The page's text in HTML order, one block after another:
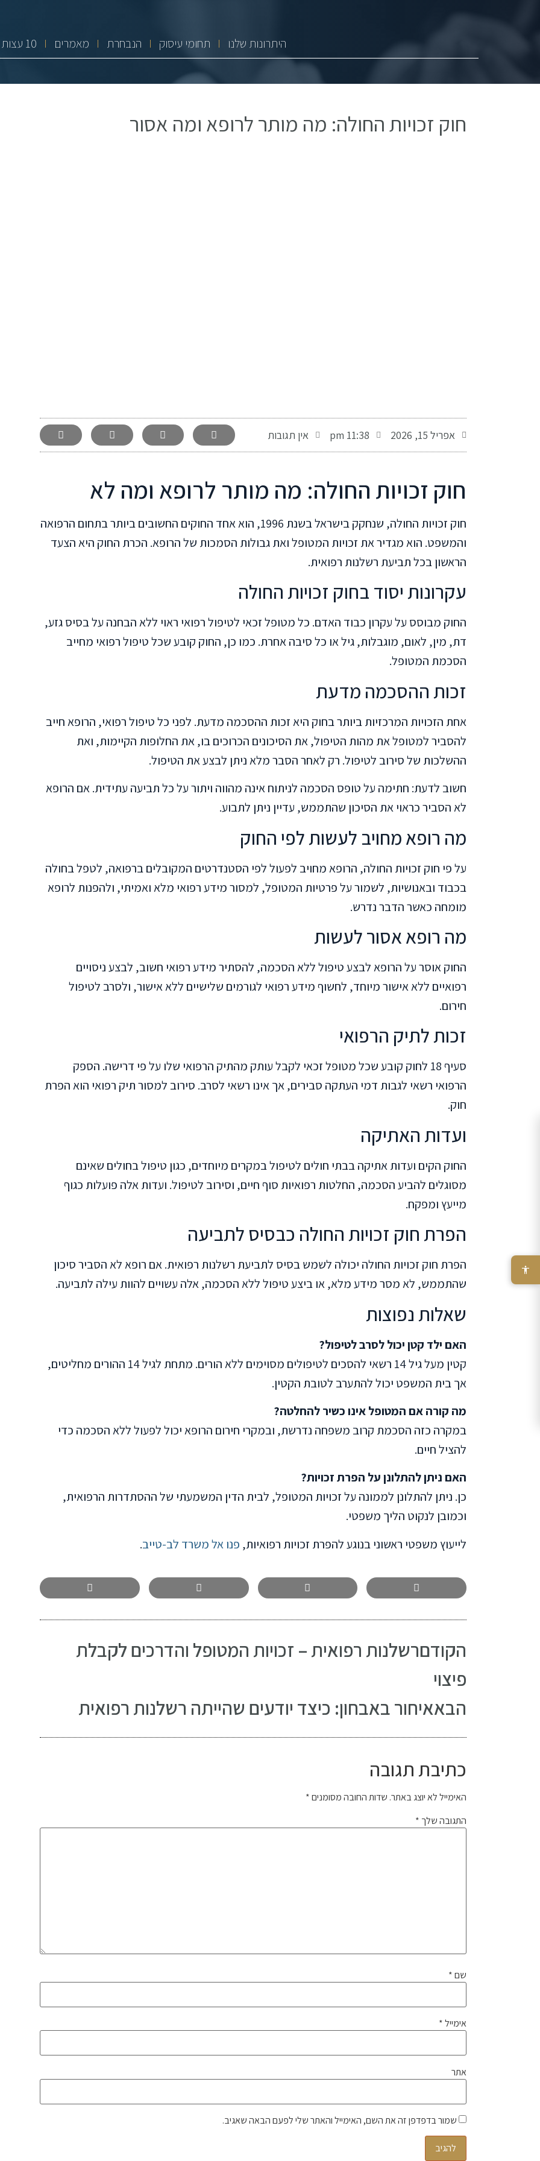
היתרונות שלנו תחומי עיסוק הנבחרת מאמרים 10 עצות זהב
חוק זכויות החולה: מה מותר לרופא ומה אסור
אפריל 15, 2026 11:38 pm אין תגובות
חוק זכויות החולה: מה מותר לרופא ומה לא
חוק זכויות החולה, שנחקק בישראל בשנת 1996, הוא אחד החוקים החשובים ביותר בתחום הרפואה
והמשפט. הוא מגדיר את זכויות המטופל ואת גבולות הסמכות של הרופא. הכרת החוק היא הצעד
הראשון בכל תביעת רשלנות רפואית.
עקרונות יסוד בחוק זכויות החולה
החוק מבוסס על עקרון כבוד האדם. כל מטופל זכאי לטיפול רפואי ראוי ללא הבחנה על בסיס גזע,
דת, מין, לאום, מוגבלות, גיל או כל סיבה אחרת. כמו כן, החוק קובע שכל טיפול רפואי מחייב
הסכמת המטופל.
זכות ההסכמה מדעת
אחת הזכויות המרכזיות ביותר בחוק היא זכות ההסכמה מדעת. לפני כל טיפול רפואי, הרופא חייב
להסביר למטופל את מהות הטיפול, את הסיכונים הכרוכים בו, את החלופות הקיימות, ואת
ההשלכות של סירוב לטיפול. רק לאחר הסבר מלא ניתן לבצע את הטיפול.
חשוב לדעת: חתימה על טופס הסכמה לניתוח אינה מהווה ויתור על כל תביעה עתידית. אם הרופא
לא הסביר כראוי את הסיכון שהתממש, עדיין ניתן לתבוע.
מה רופא מחויב לעשות לפי החוק
על פי חוק זכויות החולה, הרופא מחויב לפעול לפי הסטנדרטים המקובלים ברפואה, לטפל בחולה
בכבוד ובאנושיות, לשמור על פרטיות המטופל, למסור מידע רפואי מלא ואמיתי, ולהפנות לרופא
מומחה כאשר הדבר נדרש.
מה רופא אסור לעשות
החוק אוסר על הרופא לבצע טיפול ללא הסכמה, להסתיר מידע רפואי חשוב, לבצע ניסויים
רפואיים ללא אישור מיוחד, לחשוף מידע רפואי לגורמים שלישיים ללא אישור, ולסרב לטיפול
חירום.
זכות לתיק הרפואי
סעיף 18 לחוק קובע שכל מטופל זכאי לקבל עותק מהתיק הרפואי שלו על פי דרישה. הספק
הרפואי רשאי לגבות דמי העתקה סבירים, אך אינו רשאי לסרב. סירוב למסור תיק רפואי הוא הפרת
חוק.
ועדות האתיקה
החוק הקים ועדות אתיקה בבתי חולים לטיפול במקרים מיוחדים, כגון טיפול בחולים שאינם
מסוגלים להביע הסכמה, החלטות רפואיות סוף חיים, וסירוב לטיפול. ועדות אלה פועלות כגוף
מייעץ ומפקח.
הפרת חוק זכויות החולה כבסיס לתביעה
הפרת חוק זכויות החולה יכולה לשמש בסיס לתביעת רשלנות רפואית. אם רופא לא הסביר סיכון
שהתממש, לא מסר מידע מלא, או ביצע טיפול ללא הסכמה, אלה עשויים להוות עילה לתביעה.
שאלות נפוצות
האם ילד קטן יכול לסרב לטיפול?
קטין מעל גיל 14 רשאי להסכים לטיפולים מסוימים ללא הורים. מתחת לגיל 14 ההורים מחליטים,
אך בית המשפט יכול להתערב לטובת הקטין.
מה קורה אם המטופל אינו כשיר להחלטה?
במקרה כזה הסכמת קרוב משפחה נדרשת, ובמקרי חירום הרופא יכול לפעול ללא הסכמה כדי
להציל חיים.
האם ניתן להתלונן על הפרת זכויות?
כן. ניתן להתלונן לממונה על זכויות המטופל, לבית הדין המשמעתי של ההסתדרות הרפואית,
וכמובן לנקוט הליך משפטי.
לייעוץ משפטי ראשוני בנוגע להפרת זכויות רפואיות, פנו אל משרד לב-טייב.
הקודםרשלנות רפואית – זכויות המטופל והדרכים לקבלת
פיצוי
הבאאיחור באבחון: כיצד יודעים שהייתה רשלנות רפואית
כתיבת תגובה
האימייל לא יוצג באתר. שדות החובה מסומנים*
התגובה שלך *
שם*
אימייל*
אתר
שמור בדפדפן זה את השם, האימייל והאתר שלי לפעם הבאה שאגיב.